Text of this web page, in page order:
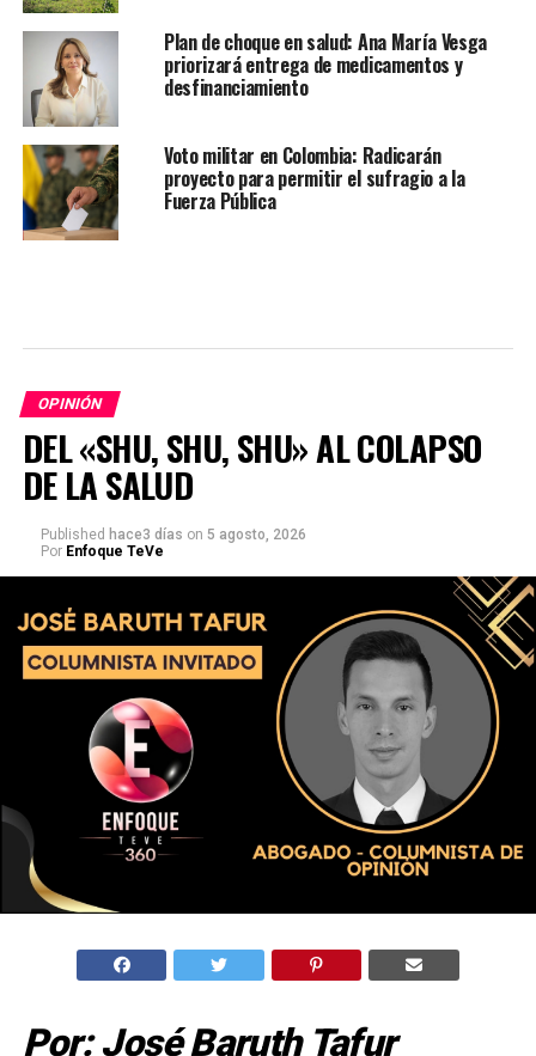
Plan de choque en salud: Ana María Vesga
priorizará entrega de medicamentos y
desfinanciamiento
Voto militar en Colombia: Radicarán
proyecto para permitir el sufragio a la
Fuerza Pública
OPINIÓN
DEL «SHU, SHU, SHU» AL COLAPSO
DE LA SALUD
Published hace3 días on 5 agosto, 2026
Por Enfoque TeVe
Por: José Baruth Tafur